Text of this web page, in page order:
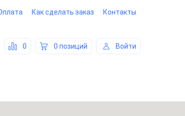
Как сделать заказ Контакты
0 0 позиций Войти